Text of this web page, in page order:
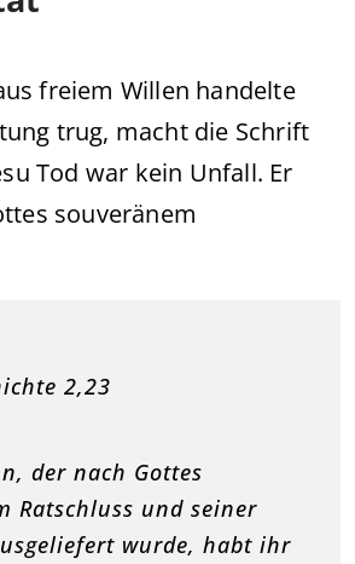
freiem Willen handelte
trug, macht die Schrift
Tod war kein Unfall. Er
souveränem
2,23
der nach Gottes
Ratschluss und seiner
wurde, habt ihr